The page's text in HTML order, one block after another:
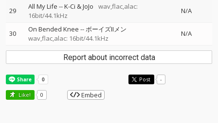
29 All My Life --K-Ci & JoJo
wav,flac,alac:
16bit/44.1kHz
N/A
30 On Bended Knee --ボーイズIIメン
wav,flac,alac: 16bit/44.1kHz
N/A
Report about incorrect data
Post -
Like! 0 Embed